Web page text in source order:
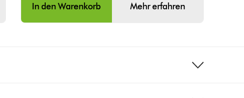
In den Warenkorb Mehr erfahren